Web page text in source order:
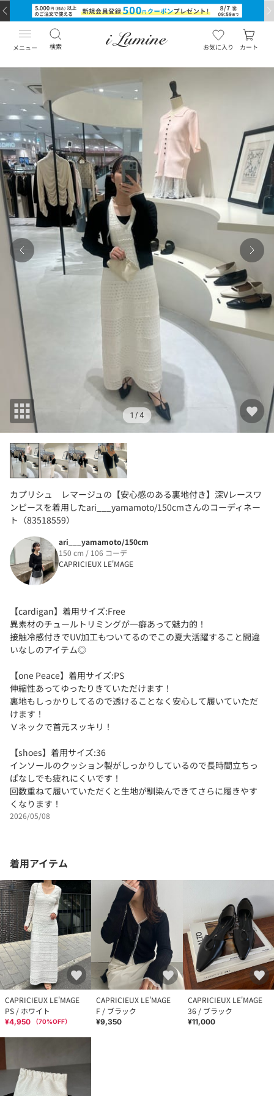
メニュー 検索 お気に入り カート
1 / 4
カプリシュ レマージュの【安心感のある裏地付き】深Vレースワ
ンピースを着用したari___yamamoto/150cmさんのコーディネー
ト（83518559）
ari___yamamoto/150cm
150 cm / 106 コーデ
CAPRICIEUX LE'MAGE
【cardigan】着用サイズ:Free
異素材のチュールトリミングが一癖あって魅力的！
接触冷感付きでUV加工もついてるのでこの夏大活躍すること間違
いなしのアイテム◎
【one Peace】着用サイズ:PS
伸縮性あってゆったりきていただけます！
裏地もしっかりしてるので透けることなく安心して履いていただ
けます！
Ｖネックで首元スッキリ！
【shoes】着用サイズ:36
インソールのクッション製がしっかりしているので長時間立ちっ
ぱなしでも疲れにくいです！
回数重ねて履いていただくと生地が馴染んできてさらに履きやす
くなります！
2026/05/08
着用アイテム
CAPRICIEUX LE'MAGE
PS / ホワイト
¥4,950 （70%OFF）
CAPRICIEUX LE'MAGE
F / ブラック
¥9,350
CAPRICIEUX LE'MAGE
36 / ブラック
¥11,000